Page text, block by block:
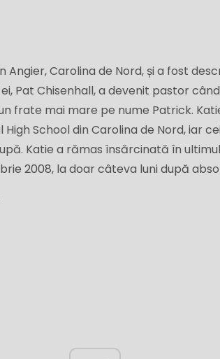
Angier, Carolina de Nord, și a fost
Pat Chisenhall, a devenit pastor
frate mai mare pe nume Patrick.
School din Carolina de Nord, iar
Katie a rămas însărcinată în
2008, la doar câteva luni după